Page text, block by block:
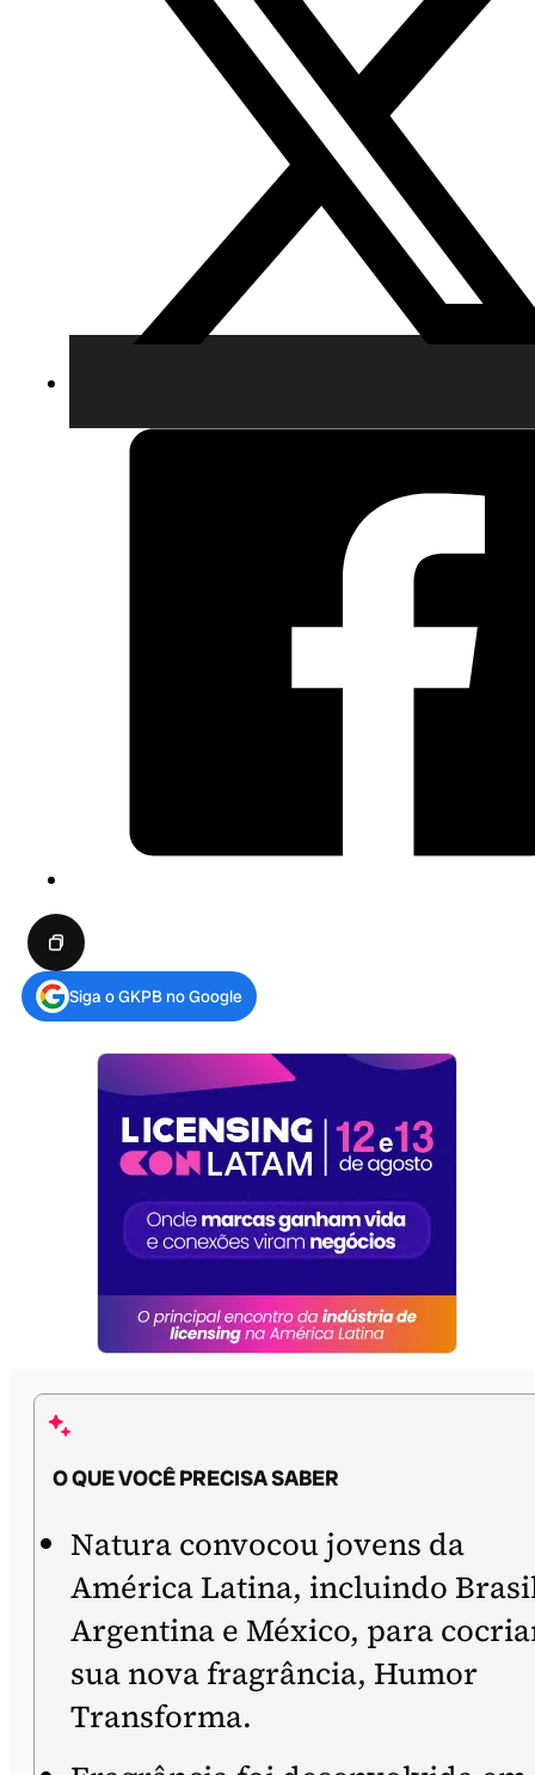
Siga o GKPB no Google
O QUE VOCÊ PRECISA SABER
Natura convocou jovens da
América Latina, incluindo
Argentina e México, para
sua nova fragrância, Humor
Transforma.